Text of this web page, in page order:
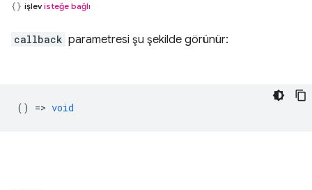
işlevisteğe bağlı
callback parametresi şu şekilde görünür:
() => void